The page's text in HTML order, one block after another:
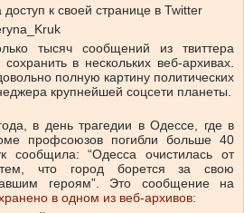
тысяч сообщений из твиттера
в нескольких веб-архивах.
полную картину политических
крупнейшей соцсети планеты.
в день трагедии в Одессе, где в
профсоюзов погибли больше 40
сообщила: “Одесса очистилась от
тем, что город борется за свою
героям”. Это сообщение на
в одном из веб-архивов: